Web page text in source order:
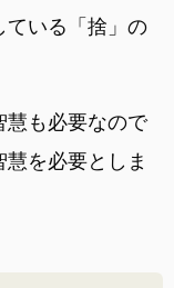
ている「捨」の
慧も必要なので
を必要としま